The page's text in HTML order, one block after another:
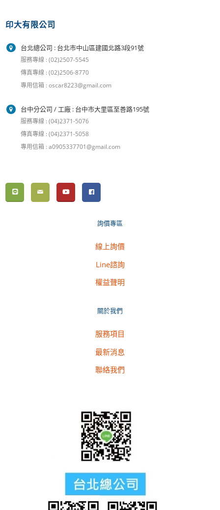
印大有限公司
台北總公司 : 台北市中山區建國北路3段91號
服務專線 : (02)2507-5545
傳真專線 : (02)2506-8770
專用信箱 : oscar8223@gmail.com
台中分公司 / 工廠 : 台中市大里區至善路195號
服務專線 : (04)2371-5076
傳真專線 : (04)2371-5058
專用信箱 : a0905337701@gmail.com
詢價專區
線上詢價
Line諮詢
權益聲明
關於我們
服務項目
最新消息
聯絡我們